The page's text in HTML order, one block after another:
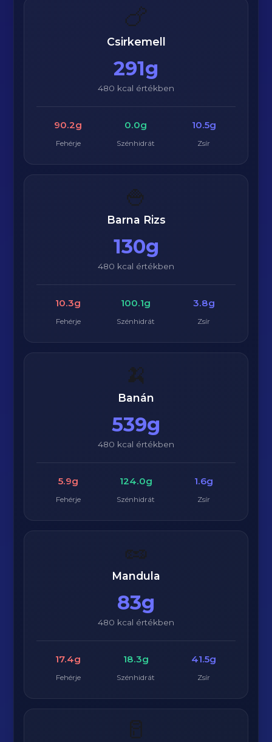
🍗
Csirkemell
291g
480 kcal értékben
90.2g
Fehérje
0.0g
Szénhidrát
10.5g
Zsír
🍚
Barna Rizs
130g
480 kcal értékben
10.3g
Fehérje
100.1g
Szénhidrát
3.8g
Zsír
🍌
Banán
539g
480 kcal értékben
5.9g
Fehérje
124.0g
Szénhidrát
1.6g
Zsír
🥜
Mandula
83g
480 kcal értékben
17.4g
Fehérje
18.3g
Szénhidrát
41.5g
Zsír
🥛